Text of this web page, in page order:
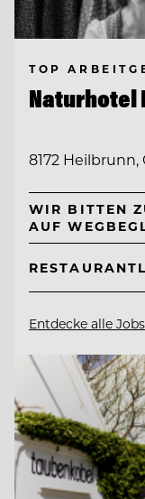
TOP
Naturhotel
8172 Heilbrunn,
WIR BITTEN
AUF
Entdecke alle Jobs